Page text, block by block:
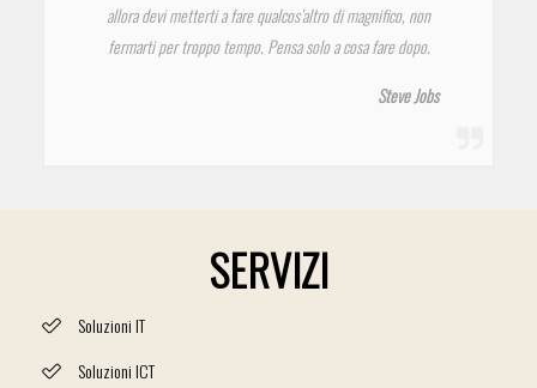
allora devi metterti a fare qualcos’altro di magnifico, non
fermarti per troppo tempo. Pensa solo a cosa fare dopo.
Steve Jobs
SERVIZI
Soluzioni IT
Soluzioni ICT